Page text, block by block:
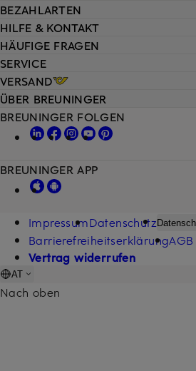
HILFE & KONTAKT
HÄUFIGE FRAGEN
SERVICE
VERSAND
BEZAHLARTEN
ÜBER BREUNINGER
BREUNINGER FOLGEN
BREUNINGER APP
ImpressumDatenschutz
Barrierefreiheitserklärung
Vertrag widerrufen
AT
Nach oben